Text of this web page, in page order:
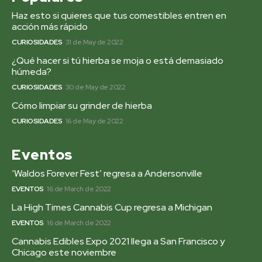
Haz esto si quieres que tus comestibles entren en
acción más rápido
CURIOSIDADES 31 de May de 2022
¿Qué hacer si tú hierba se moja o está demasiado
húmeda?
CURIOSIDADES 30 de May de 2022
Cómo limpiar su grinder de hierba
CURIOSIDADES 16 de May de 2022
Eventos
‘Waldos Forever Fest’ regresa a Andersonville
EVENTOS 16 de March de 2022
La High Times Cannabis Cup regresa a Michigan
EVENTOS 16 de March de 2022
Cannabis Edibles Expo 2021 llega a San Francisco y
Chicago este noviembre